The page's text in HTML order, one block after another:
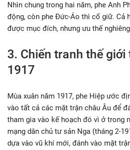
Nhìn chung trong hai năm, phe Anh
động, còn phe Đức-Áo thì cố giữ. Cả
được mục đích, nhưng ưu thế
3. Chiến tranh thế
1917
Mùa xuân năm 1917, phe Hiệp ước
vào tất cả các mặt trận châu Âu để
tham gia vào kế hoạch đó vì ở trong
mạng dân chủ tư sản Nga (tháng 2-
dựa vào vũ khí mới, đánh vào mặt